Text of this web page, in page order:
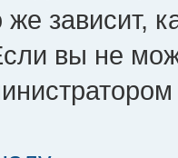
же зависит,
вы не